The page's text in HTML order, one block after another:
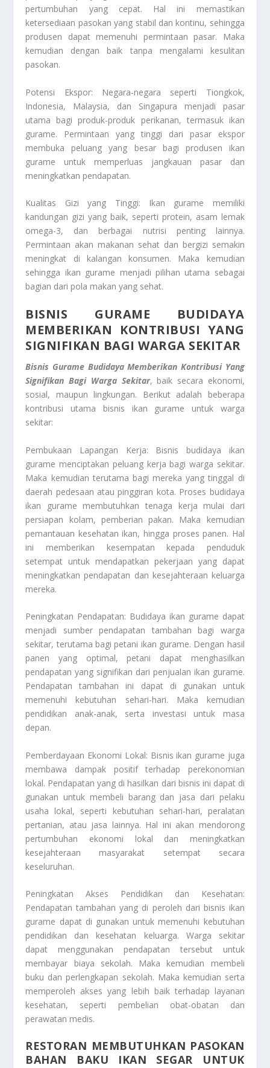
pertumbuhan yang cepat. Hal ini memastikan
ketersediaan pasokan yang stabil dan kontinu, sehingga
produsen dapat memenuhi permintaan pasar. Maka
kemudian dengan baik tanpa mengalami kesulitan
pasokan.
Potensi Ekspor: Negara-negara seperti Tiongkok,
Indonesia, Malaysia, dan Singapura menjadi pasar
utama bagi produk-produk perikanan, termasuk ikan
gurame. Permintaan yang tinggi dari pasar ekspor
membuka peluang yang besar bagi produsen ikan
gurame untuk memperluas jangkauan pasar dan
meningkatkan pendapatan.
Kualitas Gizi yang Tinggi: Ikan gurame memiliki
kandungan gizi yang baik, seperti protein, asam lemak
omega-3, dan berbagai nutrisi penting lainnya.
Permintaan akan makanan sehat dan bergizi semakin
meningkat di kalangan konsumen. Maka kemudian
sehingga ikan gurame menjadi pilihan utama sebagai
bagian dari pola makan yang sehat.
BISNIS GURAME BUDIDAYA
MEMBERIKAN KONTRIBUSI YANG
SIGNIFIKAN BAGI WARGA SEKITAR
Bisnis Gurame Budidaya Memberikan Kontribusi Yang
Signifikan Bagi Warga Sekitar, baik secara ekonomi,
sosial, maupun lingkungan. Berikut adalah beberapa
kontribusi utama bisnis ikan gurame untuk warga
sekitar:
Pembukaan Lapangan Kerja: Bisnis budidaya ikan
gurame menciptakan peluang kerja bagi warga sekitar.
Maka kemudian terutama bagi mereka yang tinggal di
daerah pedesaan atau pinggiran kota. Proses budidaya
ikan gurame membutuhkan tenaga kerja mulai dari
persiapan kolam, pemberian pakan. Maka kemudian
pemantauan kesehatan ikan, hingga proses panen. Hal
ini memberikan kesempatan kepada penduduk
setempat untuk mendapatkan pekerjaan yang dapat
meningkatkan pendapatan dan kesejahteraan keluarga
mereka.
Peningkatan Pendapatan: Budidaya ikan gurame dapat
menjadi sumber pendapatan tambahan bagi warga
sekitar, terutama bagi petani ikan gurame. Dengan hasil
panen yang optimal, petani dapat menghasilkan
pendapatan yang signifikan dari penjualan ikan gurame.
Pendapatan tambahan ini dapat di gunakan untuk
memenuhi kebutuhan sehari-hari. Maka kemudian
pendidikan anak-anak, serta investasi untuk masa
depan.
Pemberdayaan Ekonomi Lokal: Bisnis ikan gurame juga
membawa dampak positif terhadap perekonomian
lokal. Pendapatan yang di hasilkan dari bisnis ini dapat di
gunakan untuk membeli barang dan jasa dari pelaku
usaha lokal, seperti kebutuhan sehari-hari, peralatan
pertanian, atau jasa lainnya. Hal ini akan mendorong
pertumbuhan ekonomi lokal dan meningkatkan
kesejahteraan masyarakat setempat secara
keseluruhan.
Peningkatan Akses Pendidikan dan Kesehatan:
Pendapatan tambahan yang di peroleh dari bisnis ikan
gurame dapat di gunakan untuk memenuhi kebutuhan
pendidikan dan kesehatan keluarga. Warga sekitar
dapat menggunakan pendapatan tersebut untuk
membayar biaya sekolah. Maka kemudian membeli
buku dan perlengkapan sekolah. Maka kemudian serta
memperoleh akses yang lebih baik terhadap layanan
kesehatan, seperti pembelian obat-obatan dan
perawatan medis.
RESTORAN MEMBUTUHKAN PASOKAN
BAHAN BAKU IKAN SEGAR UNTUK